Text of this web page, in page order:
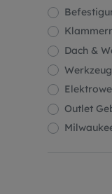
Dach &
Werkzeug
Outlet